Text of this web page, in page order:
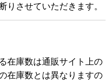
りさせていただきます。
在庫数は通販サイト上の
在庫数とは異なりますの